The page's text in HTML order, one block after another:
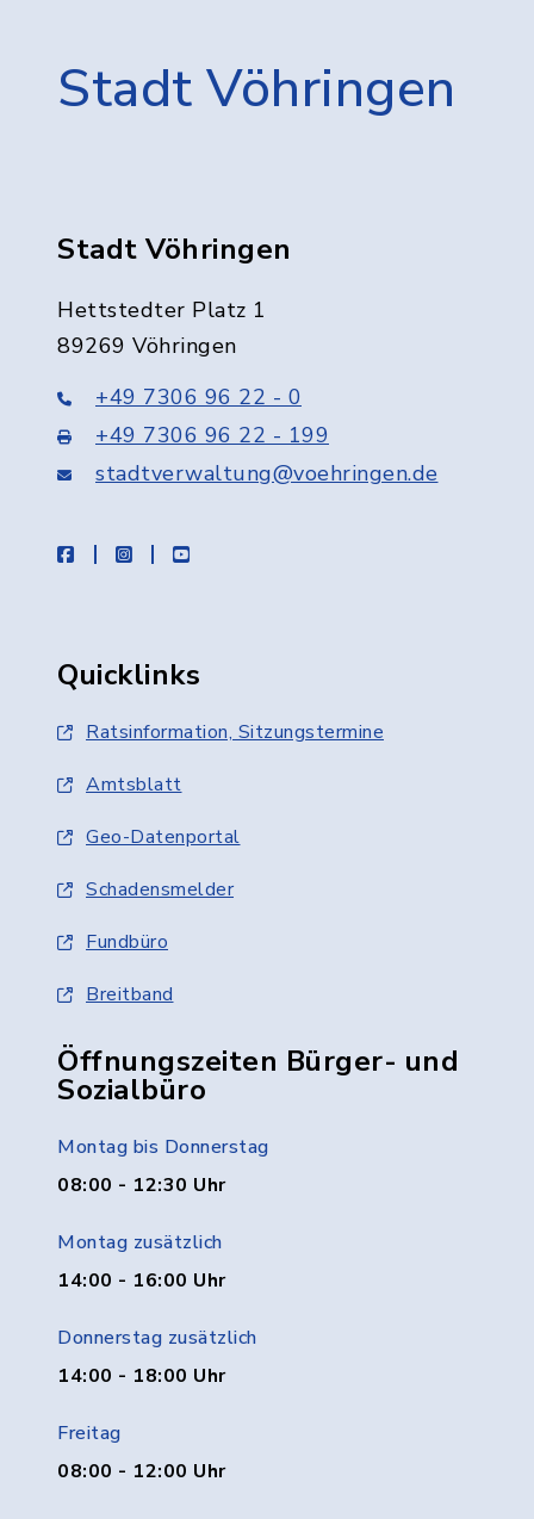
Stadt Vöhringen
Stadt Vöhringen
Hettstedter Platz 1
89269 Vöhringen
+49 7306 96 22 - 0
+49 7306 96 22 - 199
stadtverwaltung@voehringen.de
facebookinstagramyoutube
Quicklinks
Ratsinformation, Sitzungstermine
Amtsblatt
Geo-Datenportal
Schadensmelder
Fundbüro
Breitband
Öffnungszeiten Bürger- und
Sozialbüro
Montag bis Donnerstag
08:00 - 12:30 Uhr
Montag zusätzlich
14:00 - 16:00 Uhr
Donnerstag zusätzlich
14:00 - 18:00 Uhr
Freitag
08:00 - 12:00 Uhr